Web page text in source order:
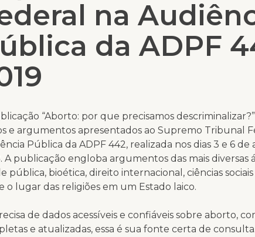
na
da ADPF
“Aborto: por que precisamos
e argumentos apresentados ao Supremo Tribunal
Pública da ADPF 442, realizada nos dias 3 e 6 de
A publicação engloba argumentos das mais diversas
pública, bioética, direito internacional, ciências
o lugar das religiões em um Estado laico.
de dados acessíveis e confiáveis sobre aborto,
e atualizadas, essa é sua fonte certa de